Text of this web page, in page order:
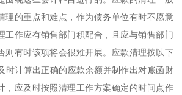
理的重点和难点，作为债务单位有时不愿意
工作应有销售部门积配合，且应与销售部门
则有时该项将会很难开展。应款清理按以下
时计算出正确的应款余额并制作出对账函财
，应及时按照清理工作方案确定的时间点作